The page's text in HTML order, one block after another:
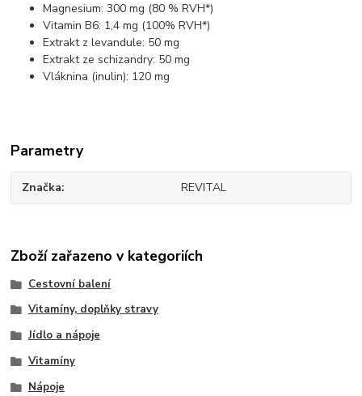
Magnesium: 300 mg (80 % RVH*)
Vitamin B6: 1,4 mg (100% RVH*)
Extrakt z levandule: 50 mg
Extrakt ze schizandry: 50 mg
Vláknina (inulin): 120 mg
Parametry
Značka REVITAL
Zboží zařazeno v kategoriích
Cestovní balení
Vitamíny, doplňky stravy
Jídlo a nápoje
Vitamíny
Nápoje